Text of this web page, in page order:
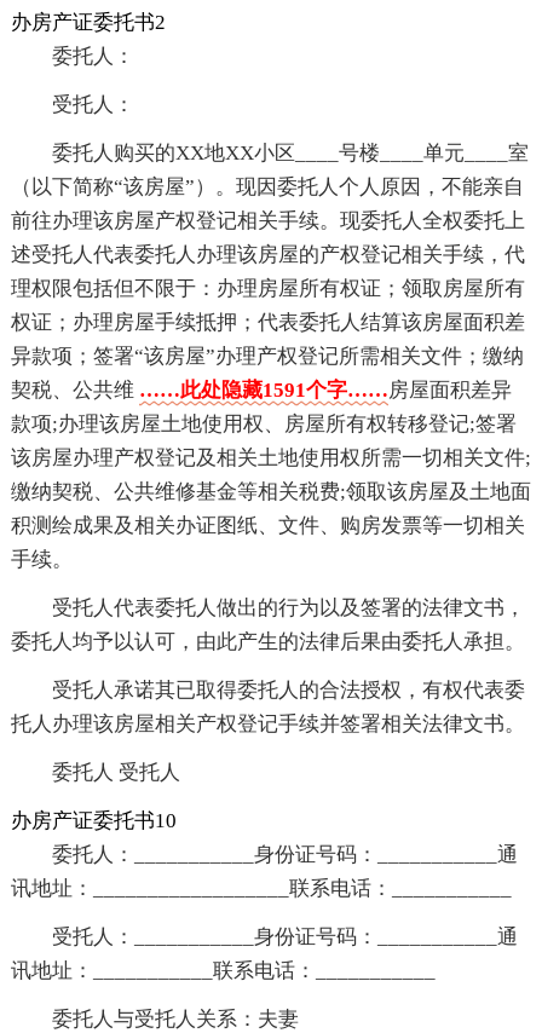
办房产证委托书2
委托人：
受托人：
委托人购买的XX地XX小区____号楼____单元____室
（以下简称“该房屋”）。现因委托人个人原因，不能亲自
前往办理该房屋产权登记相关手续。现委托人全权委托上
述受托人代表委托人办理该房屋的产权登记相关手续，代
理权限包括但不限于：办理房屋所有权证；领取房屋所有
权证；办理房屋手续抵押；代表委托人结算该房屋面积差
异款项；签署“该房屋”办理产权登记所需相关文件；缴纳
契税、公共维 ……此处隐藏1591个字……房屋面积差异
款项;办理该房屋土地使用权、房屋所有权转移登记;签署
该房屋办理产权登记及相关土地使用权所需一切相关文件;
缴纳契税、公共维修基金等相关税费;领取该房屋及土地面
积测绘成果及相关办证图纸、文件、购房发票等一切相关
手续。
受托人代表委托人做出的行为以及签署的法律文书，
委托人均予以认可，由此产生的法律后果由委托人承担。
受托人承诺其已取得委托人的合法授权，有权代表委
托人办理该房屋相关产权登记手续并签署相关法律文书。
委托人 受托人
办房产证委托书10
委托人：___________身份证号码：___________通
讯地址：__________________联系电话：___________
受托人：___________身份证号码：___________通
讯地址：___________联系电话：___________
委托人与受托人关系：夫妻